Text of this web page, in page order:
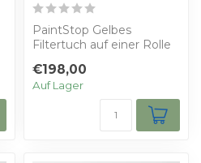
PaintStop Gelbes
Filtertuch auf einer Rolle
Viscosin geträn...
€198,00
Auf Lager